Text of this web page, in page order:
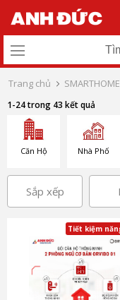
Trang chủ SMARTHOME
1-24 trong 43 kết quả
Căn Hộ Nhà Phố
Sắp xếp
Tiết kiệm